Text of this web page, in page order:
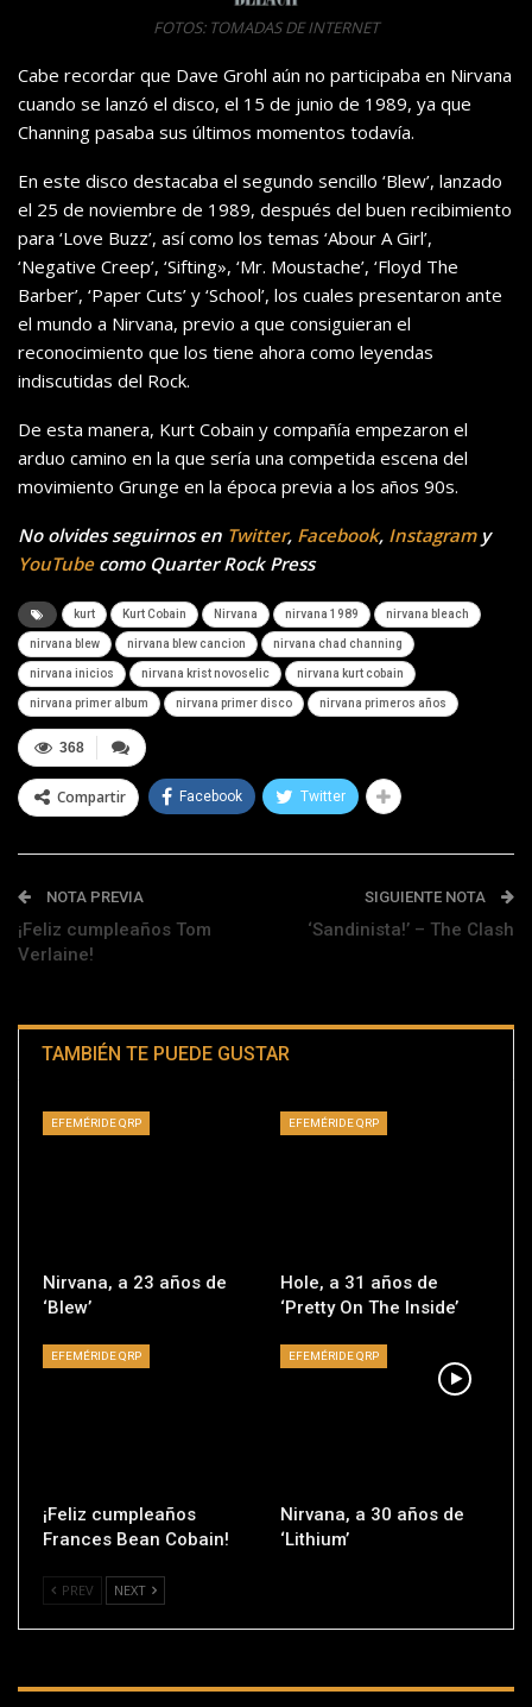
FOTOS: TOMADAS DE INTERNET
Cabe recordar que Dave Grohl aún no participaba en Nirvana
cuando se lanzó el disco, el 15 de junio de 1989, ya que
Channing pasaba sus últimos momentos todavía.
En este disco destacaba el segundo sencillo ‘Blew’, lanzado
el 25 de noviembre de 1989, después del buen recibimiento
para ‘Love Buzz’, así como los temas ‘Abour A Girl’,
‘Negative Creep’, ‘Sifting», ‘Mr. Moustache’, ‘Floyd The
Barber’, ‘Paper Cuts’ y ‘School’, los cuales presentaron ante
el mundo a Nirvana, previo a que consiguieran el
reconocimiento que los tiene ahora como leyendas
indiscutidas del Rock.
De esta manera, Kurt Cobain y compañía empezaron el
arduo camino en la que sería una competida escena del
movimiento Grunge en la época previa a los años 90s.
No olvides seguirnos en Twitter, Facebook, Instagramy
YouTubecomo Quarter Rock Press
kurt Kurt Cobain Nirvana nirvana 1989 nirvana bleach
nirvana blew nirvana blew cancion nirvana chad channing
nirvana inicios nirvana krist novoselic nirvana kurt cobain
nirvana primer album nirvana primer disco nirvana primeros años
368
Compartir Facebook Twitter
NOTA PREVIA
¡Feliz cumpleaños Tom
Verlaine!
SIGUIENTE NOTA
‘Sandinista!’ – The Clash
TAMBIÉN TE PUEDE GUSTAR
EFEMÉRIDE QRP
Nirvana, a 23 años de
‘Blew’
EFEMÉRIDE QRP
Hole, a 31 años de
‘Pretty On The Inside’
EFEMÉRIDE QRP
¡Feliz cumpleaños
Frances Bean Cobain!
EFEMÉRIDE QRP
Nirvana, a 30 años de
‘Lithium’
PREV NEXT